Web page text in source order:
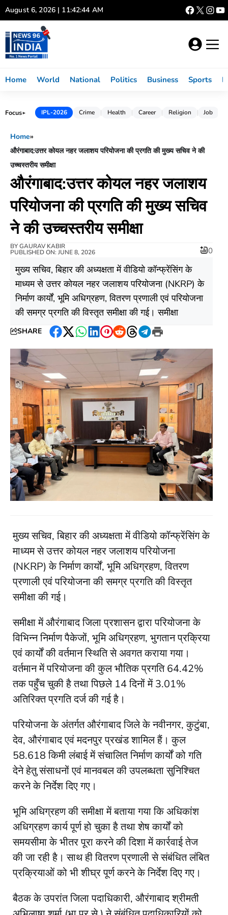
Skip
to
content
August 6, 2026 | 11:42:45 AM
Home World National Politics Business Sports
Focus► IPL-2026 Crime Health Career Religion Job
Home»
औरंगाबाद:उत्तर कोयल नहर जलाशय परियोजना की प्रगति की मुख्य सचिव ने की
उच्चस्तरीय समीक्षा
औरंगाबाद:उत्तर कोयल नहर जलाशय
परियोजना की प्रगति की मुख्य सचिव
ने की उच्चस्तरीय समीक्षा
BYGAURAV KABIR
PUBLISHED ON: JUNE 8, 2026 0
मुख्य सचिव, बिहार की अध्यक्षता में वीडियो कॉन्फ्रेंसिंग के
माध्यम से उत्तर कोयल नहर जलाशय परियोजना (NKRP) के
निर्माण कार्यों, भूमि अधिग्रहण, वितरण प्रणाली एवं परियोजना
की समग्र प्रगति की विस्तृत समीक्षा की गई। समीक्षा
SHARE
Facebook
Twitter
WhatsApp
LinkedIn
Pinterest
RedditThreads
Telegram
Print
मुख्य सचिव, बिहार की अध्यक्षता में वीडियो कॉन्फ्रेंसिंग के
माध्यम से उत्तर कोयल नहर जलाशय परियोजना
(NKRP) के निर्माण कार्यों, भूमि अधिग्रहण, वितरण
प्रणाली एवं परियोजना की समग्र प्रगति की विस्तृत
समीक्षा की गई।
समीक्षा में औरंगाबाद जिला प्रशासन द्वारा परियोजना के
विभिन्न निर्माण पैकेजों, भूमि अधिग्रहण, भुगतान प्रक्रिया
एवं कार्यों की वर्तमान स्थिति से अवगत कराया गया।
वर्तमान में परियोजना की कुल भौतिक प्रगति 64.42%
तक पहुँच चुकी है तथा पिछले 14 दिनों में 3.01%
अतिरिक्त प्रगति दर्ज की गई है।
परियोजना के अंतर्गत औरंगाबाद जिले के नवीनगर, कुटुंबा,
देव, औरंगाबाद एवं मदनपुर प्रखंड शामिल हैं। कुल
58.618 किमी लंबाई में संचालित निर्माण कार्यों को गति
देने हेतु संसाधनों एवं मानवबल की उपलब्धता सुनिश्चित
करने के निर्देश दिए गए।
भूमि अधिग्रहण की समीक्षा में बताया गया कि अधिकांश
अधिग्रहण कार्य पूर्ण हो चुका है तथा शेष कार्यों को
समयसीमा के भीतर पूरा करने की दिशा में कार्रवाई तेज
की जा रही है। साथ ही वितरण प्रणाली से संबंधित लंबित
प्रक्रियाओं को भी शीघ्र पूर्ण करने के निर्देश दिए गए।
बैठक के उपरांत जिला पदाधिकारी, औरंगाबाद श्रीमती